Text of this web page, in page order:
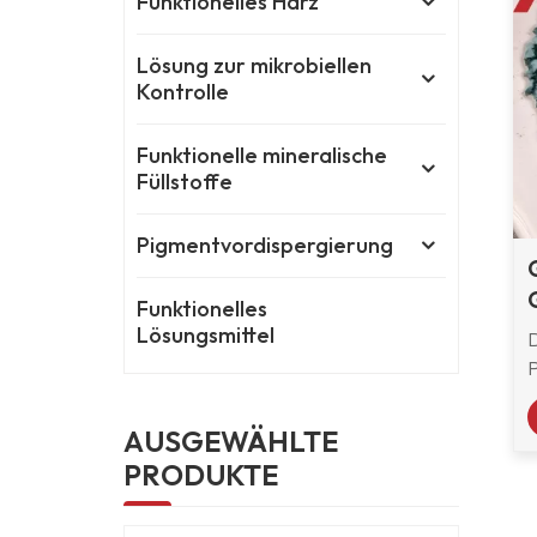
Lösung zur mikrobiellen
Kontrolle
Funktionelle mineralische
Füllstoffe
Pigmentvordispergierung
Funktionelles
Lösungsmittel
AUSGEWÄHLTE
PRODUKTE